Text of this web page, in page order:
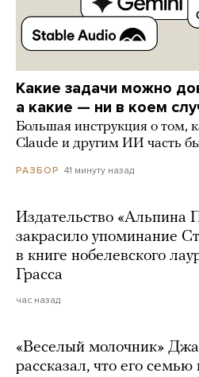
Какие задачи можно
а какие — ни в коем
Большая инструкция о том,
Claude и другим ИИ часть
РАЗБОР 41 минуту назад
Издательство «Альпина
закрасило упоминание
в книге нобелевского
Грасса
час назад
«Веселый молочник»
рассказал, что его семью